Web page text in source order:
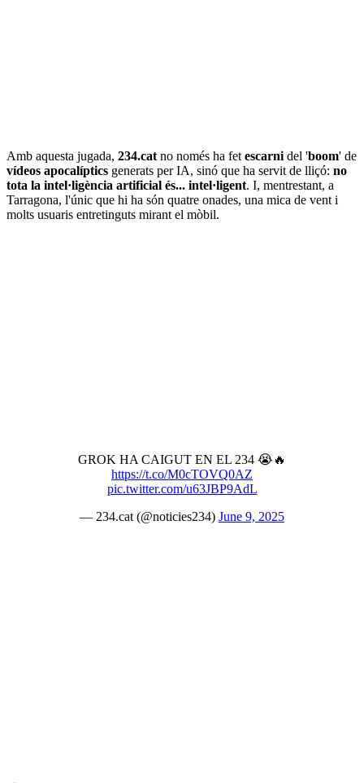
Amb aquesta jugada, 234.cat no només ha fet escarni del 'boom' de
vídeos apocalíptics generats per IA, sinó que ha servit de lliçó: no
tota la intel·ligència artificial és... intel·ligent. I, mentrestant, a
Tarragona, l'únic que hi ha són quatre onades, una mica de vent i
molts usuaris entretinguts mirant el mòbil.
GROK HA CAIGUT EN EL 234 😭🔥
https://t.co/M0cTOVQ0AZ
pic.twitter.com/u63JBP9AdL
— 234.cat (@noticies234) June 9, 2025